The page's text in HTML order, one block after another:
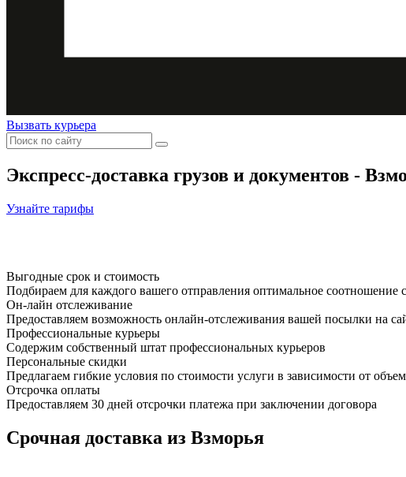
Вызвать курьера
Экспресс-доставка грузов и документов -
Узнайте тарифы
Выгодные срок и стоимость
Подбираем для каждого вашего отправления оптимальное соотношение
Он-лайн отслеживание
Предоставляем возможность онлайн-отслеживания вашей посылки на
Профессиональные курьеры
Содержим собственный штат профессиональных курьеров
Персональные скидки
Предлагаем гибкие условия по стоимости услуги в зависимости от
Отсрочка оплаты
Предоставляем 30 дней отсрочки платежа при заключении договора
Срочная доставка из Взморья